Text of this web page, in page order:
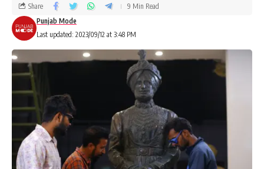
Last updated: 2023/09/12 at 3:48 PM
Punjab Mode
Share 9 Min Read